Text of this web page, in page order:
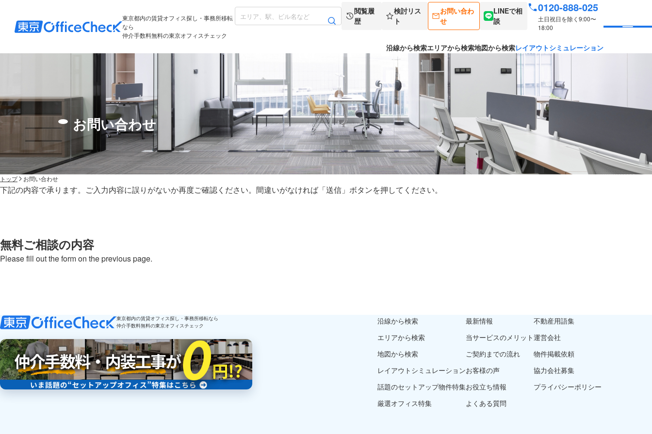
東京都内の賃貸オフィス探し・事務所移転
なら
仲介手数料無料の東京オフィスチェック
閲覧履
歴
検討リス
ト
お問い合わ
せ
LINEで相
談
0120-888-025
土日祝日を除く9:00〜
18:00
沿線から検索エリアから検索地図から検索レイアウトシミュレーション
お問い合わせ
トップ お問い合わせ
下記の内容で承ります。ご入力内容に誤りがないか再度ご確認ください。間違いがなければ「送信」ボタンを押してください。
無料ご相談の内容
Please fill out the form on the previous page.
東京都内の賃貸オフィス探し・事務所移転なら
仲介手数料無料の東京オフィスチェック
沿線から検索
エリアから検索
地図から検索
レイアウトシミュレーション
話題のセットアップ物件特集
厳選オフィス特集
最新情報
当サービスのメリット
ご契約までの流れ
お客様の声
お役立ち情報
よくある質問
不動産用語集
運営会社
物件掲載依頼
協力会社募集
プライバシーポリシー